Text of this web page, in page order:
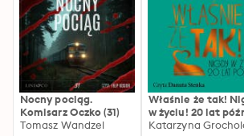
Nocny pociąg.
Komisarz Oczko (31)
Tomasz Wandzel
Właśnie że tak!
w życiu! 20 lat
Katarzyna